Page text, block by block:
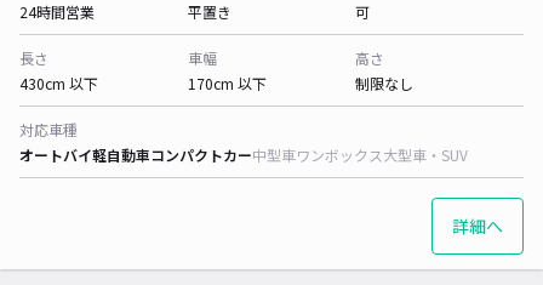
24時間営業
平置き
可
長さ
430cm 以下
車幅
170cm 以下
高さ
制限なし
対応車種
オートバイ軽自動車コンパクトカー中型車ワンボックス大型車・SUV
詳細へ